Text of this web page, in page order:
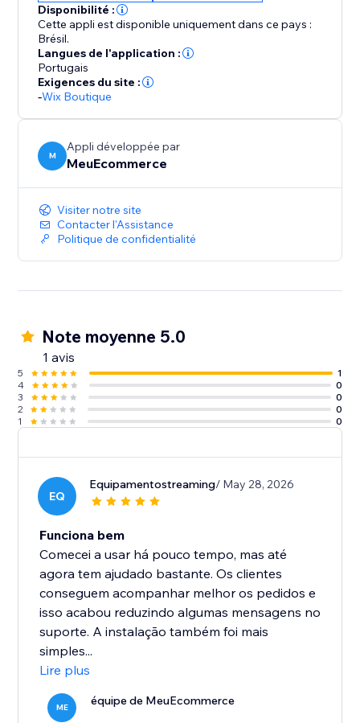
Disponibilité :
Cette appli est disponible uniquement dans ce pays :
Brésil.
Langues de l'application :
Portugais
Exigences du site :
-Wix Boutique
M
Appli développée par
MeuEcommerce
Visiter notre site
Contacter l'Assistance
Politique de confidentialité
Note moyenne 5.0
1 avis
5
1
4
0
3
0
2
0
1
0
EQ
Equipamentostreaming/ May 28, 2026
Funciona bem
Comecei a usar há pouco tempo, mas até
agora tem ajudado bastante. Os clientes
conseguem acompanhar melhor os pedidos e
isso acabou reduzindo algumas mensagens no
suporte. A instalação também foi mais
simples...
Lire plus
ME équipe de MeuEcommerce